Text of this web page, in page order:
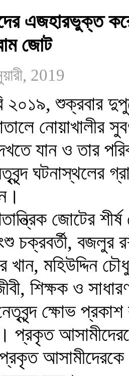
এজহারভুক্ত
জোট
2019
শুক্রবার
নোয়াখালীর
যান ও তার
ঘটনাস্থলের
জোটের শীর্ষ
চক্রবর্তী,
মহিউদ্দিন
শিক্ষক ও
নেতৃবৃন্দ ক্ষোভ
প্রকৃত